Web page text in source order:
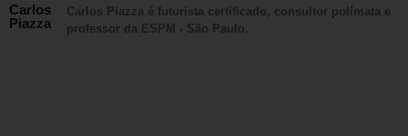
Carlos
Piazza
Carlos Piazza é futurista certificado, consultor polímata e
professor da ESPM - São Paulo.